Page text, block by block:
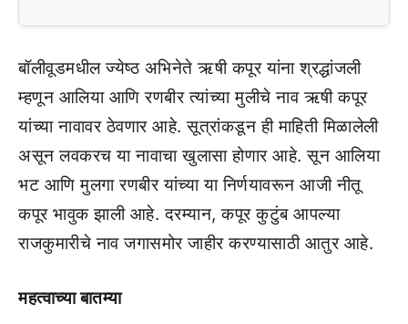
बॉलीवूडमधील ज्येष्ठ अभिनेते ऋषी कपूर यांना श्रद्धांजली
म्हणून आलिया आणि रणबीर त्यांच्या मुलीचे नाव ऋषी कपूर
यांच्या नावावर ठेवणार आहे. सूत्रांकडून ही माहिती मिळालेली
असून लवकरच या नावाचा खुलासा होणार आहे. सून आलिया
भट आणि मुलगा रणबीर यांच्या या निर्णयावरून आजी नीतू
कपूर भावुक झाली आहे. दरम्यान, कपूर कुटुंब आपल्या
राजकुमारीचे नाव जगासमोर जाहीर करण्यासाठी आतुर आहे.
महत्वाच्या बातम्या